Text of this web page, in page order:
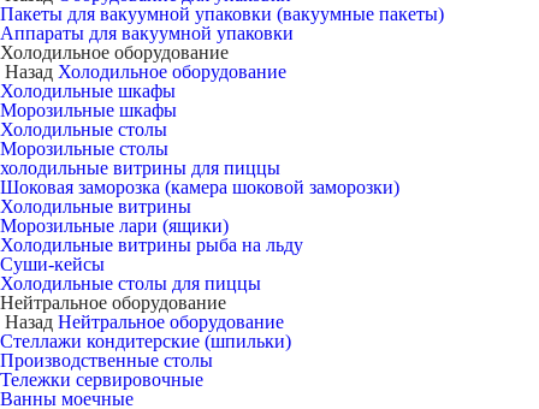
Пакеты для вакуумной упаковки (вакуумные пакеты)
Аппараты для вакуумной упаковки
Холодильное оборудование
Назад Холодильное оборудование
Холодильные шкафы
Морозильные шкафы
Холодильные столы
Морозильные столы
холодильные витрины для пиццы
Шоковая заморозка (камера шоковой заморозки)
Холодильные витрины
Морозильные лари (ящики)
Холодильные витрины рыба на льду
Суши-кейсы
Холодильные столы для пиццы
Нейтральное оборудование
Назад Нейтральное оборудование
Стеллажи кондитерские (шпильки)
Производственные столы
Тележки сервировочные
Ванны моечные